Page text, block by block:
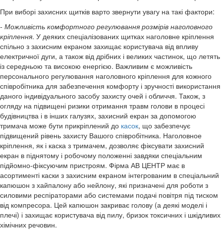
При виборі захисних щитків варто звернути увагу на такі фактори:
- Можливість комфортного регулювання розмірів наголовного
кріплення. У деяких спеціалізованих щитках наголовне кріплення
спільно з захисним екраном захищає користувача від впливу
електричної дуги, а також від дрібних і великих частинок, що летять
із середньою та високою енергією. Важливим є можливість
персонального регулювання наголовного кріплення для кожного
співробітника для забезпечення комфорту і зручності використання
даного індивідуального засобу захисту очей і обличчя. Також, з
огляду на підвищені ризики отримання травм голови в процесі
будівництва і в інших галузях, захисний екран за допомогою
тримача може бути прикріплений до касок, що забезпечує
підвищений рівень захисту Вашого співробітника. Наголовное
кріплення, як і каска з тримачем, дозволяє фіксувати захисний
екран в піднятому і робочому положенні завдяки спеціальним
підйомно-фіксуючим пристроям. Фірма АВ ЦЕНТР має в
асортименті каски з захисним екраном інтегрованим в спеціальний
капюшон з хайпалону або нейлону, які призначені для роботи з
силовими респіраторами або системами подачі повітря під тиском
від компресора. Цей капюшон закриває голову (а деякі моделі і
плечі) і захищає користувача від пилу, бризок токсичних і шкідливих
хімічних речовин.